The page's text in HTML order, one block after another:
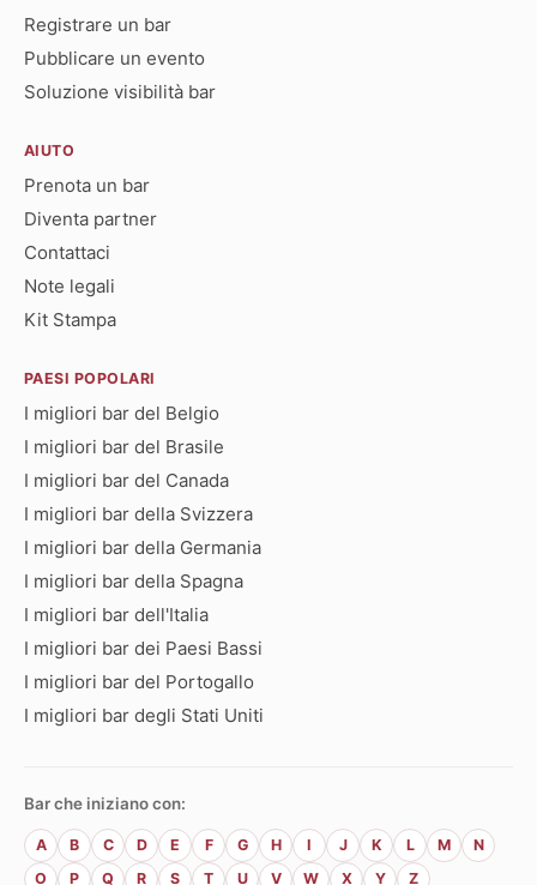
Registrare un bar
Pubblicare un evento
Soluzione visibilità bar
AIUTO
Prenota un bar
Diventa partner
Contattaci
Note legali
Kit Stampa
PAESI POPOLARI
I migliori bar del Belgio
I migliori bar del Brasile
I migliori bar del Canada
I migliori bar della Svizzera
I migliori bar della Germania
I migliori bar della Spagna
I migliori bar dell'Italia
I migliori bar dei Paesi Bassi
I migliori bar del Portogallo
I migliori bar degli Stati Uniti
Bar che iniziano con:
A B C D E F G H I J K L M
N
O
P Q R S T U V W X Y Z